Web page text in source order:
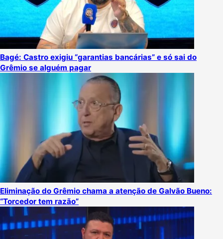
Bagé: Castro exigiu “garantias bancárias” e só sai do
Grêmio se alguém pagar
Eliminação do Grêmio chama a atenção de Galvão Bueno:
“Torcedor tem razão”